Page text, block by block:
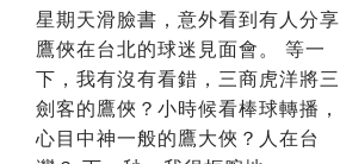
星期天滑臉書，意外看到有人分享
鷹俠在台北的球迷見面會。 等一
下，我有沒有看錯，三商虎洋將三
劍客的鷹俠？小時候看棒球轉播，
心目中神一般的鷹大俠？人在台